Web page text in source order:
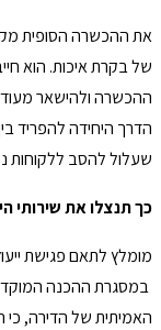
את ההכשרה הסופית
של בקרת איכות. הוא
ההכשרה ולהישאר
הדרך היחידה להפריד
שעלול להסב ללקוחות
כך תנצלו את שירותי
מומלץ לתאם פגישת
במסגרת ההכנה
האמיתית של הדירה, כי